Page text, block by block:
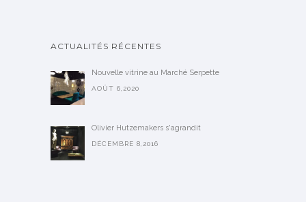
ACTUALITÉS RÉCENTES
Nouvelle vitrine au Marché Serpette
AOÛT 6,2020
Olivier Hutzemakers s'agrandit
DÉCEMBRE 8,2016